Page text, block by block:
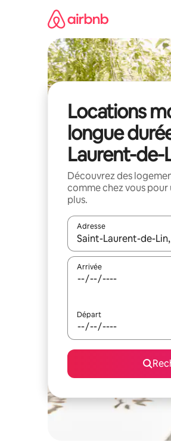
Locations
longue
Laurent-de-
Découvrez des
comme chez vous pour
plus.
Adresse
Lorsque les résultats
Arrivée
Départ